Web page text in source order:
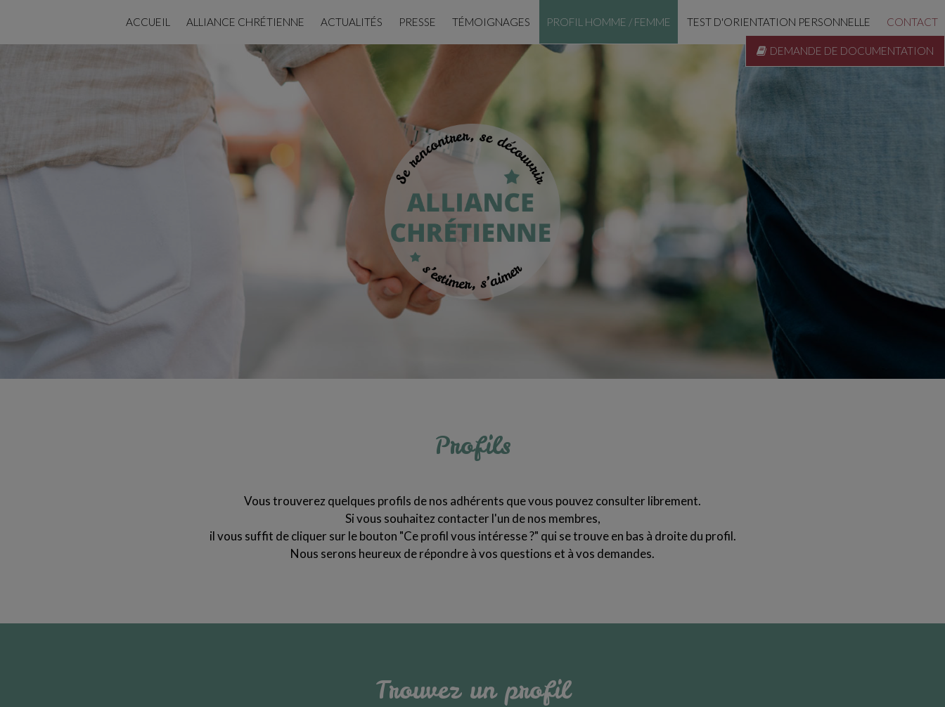
ACCUEIL ALLIANCE CHRÉTIENNE ACTUALITÉS PRESSE TÉMOIGNAGES PROFIL HOMME / FEMME TEST D'ORIENTATION PERSONNELLE CONTACT
DEMANDE DE DOCUMENTATION
Profils
Vous trouverez quelques profils de nos adhérents que vous pouvez consulter librement.
Si vous souhaitez contacter l'un de nos membres,
il vous suffit de cliquer sur le bouton "Ce profil vous intéresse ?" qui se trouve en bas à droite du profil.
Nous serons heureux de répondre à vos questions et à vos demandes.
Trouvez un profil